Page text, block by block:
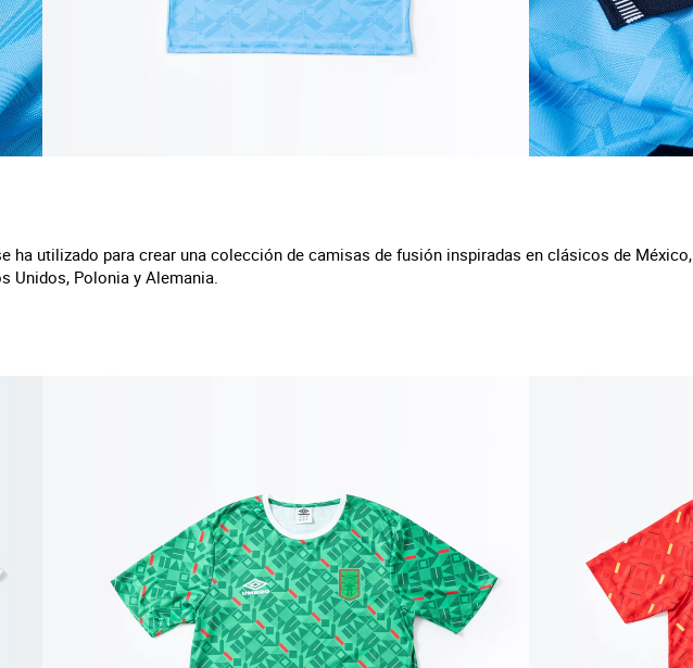
ha utilizado para crear una colección de camisas de fusión inspiradas en clásicos de México,
Unidos, Polonia y Alemania.